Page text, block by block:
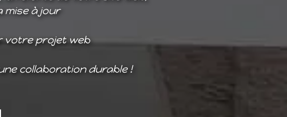
mise à jour
votre projet web
collaboration durable !